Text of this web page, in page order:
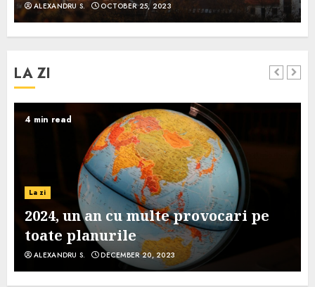
ALEXANDRU S. OCTOBER 25, 2023
LA ZI
4 min read
La zi
2024, un an cu multe provocari pe
toate planurile
ALEXANDRU S. DECEMBER 20, 2023